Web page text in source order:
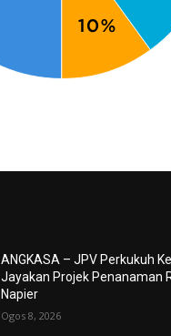
ANGKASA – JPV Perkukuh
Jayakan Projek Penanaman
Napier
Ogos 8, 2026